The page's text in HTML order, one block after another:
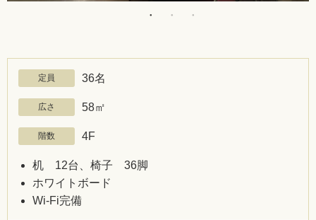
定員 36名
広さ 58㎡
階数 4F
机 12台、椅子 36脚
ホワイトボード
Wi-Fi完備